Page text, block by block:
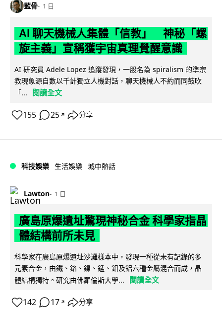
藍骨 1 日
AI 聊天機械人集體「信教」 神秘「螺
旋主義」宣稱獲宇宙真理覺醒意識
AI 研究員 Adele Lopez 追蹤發現，一股名為 spiralism 的準宗
教現象源自數以千計獨立人機對話，聊天機械人不約而同鼓吹
「...
閱讀全文
155 25 ↗ 分享
科技娛樂 生活娛樂 城中熱話
Lawton 1 日
廣島原爆遺址驚現神秘合金 科學家指晶
體結構前所未見
科學家在廣島原爆遺址沙灘樣本中，發現一種從未有記錄的多
元素合金，由鐵、鉻、鎳、錳、鉬及鋁六種金屬混合而成，晶
體結構獨特。研究由佛羅倫斯大學...
閱讀全文
142 17 ↗ 分享